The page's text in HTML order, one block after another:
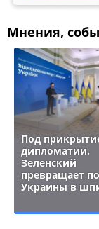
Мнения,
Под
дипломатии.
Зеленский
превращает
Украины в